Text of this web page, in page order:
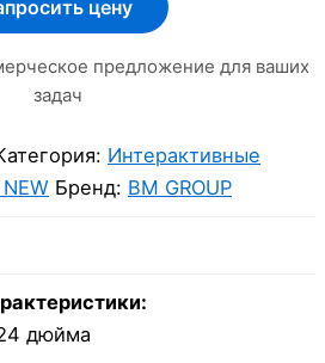
цену
предложение для ваших
задач
Интерактивные
Бренд: BM GROUP
дюйма